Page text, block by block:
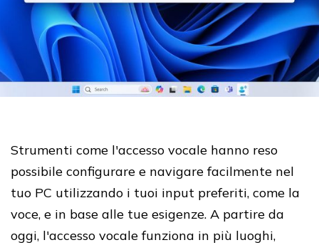
Strumenti come l'accesso vocale hanno reso
possibile configurare e navigare facilmente nel
tuo PC utilizzando i tuoi input preferiti, come la
voce, e in base alle tue esigenze. A partire da
oggi, l'accesso vocale funziona in più luoghi,